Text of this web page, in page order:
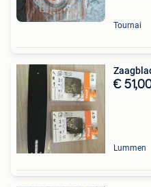
Tournai
€
Lummen